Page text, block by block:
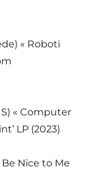
« Roboti
« Computer
LP (2023)
Be Nice to Me